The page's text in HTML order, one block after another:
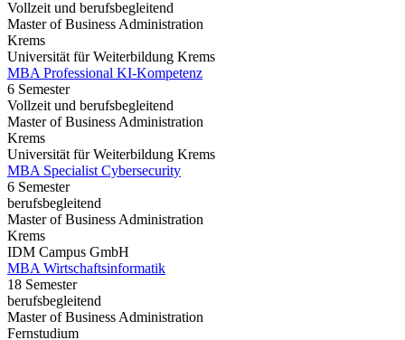
Vollzeit und berufsbegleitend
Master of Business Administration
Krems
Universität für Weiterbildung Krems
MBA Professional KI-Kompetenz
6 Semester
Vollzeit und berufsbegleitend
Master of Business Administration
Krems
Universität für Weiterbildung Krems
MBA Specialist Cybersecurity
6 Semester
berufsbegleitend
Master of Business Administration
Krems
IDM Campus GmbH
MBA Wirtschaftsinformatik
18 Semester
berufsbegleitend
Master of Business Administration
Fernstudium